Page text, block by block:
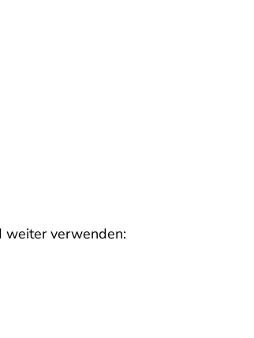
weiter verwenden: